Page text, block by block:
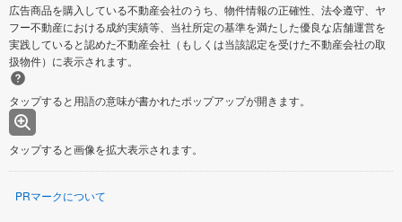
広告商品を購入している不動産会社のうち、物件情報の正確性、法令遵守、ヤ
フー不動産における成約実績等、当社所定の基準を満たした優良な店舗運営を
実践していると認めた不動産会社（もしくは当該認定を受けた不動産会社の取
扱物件）に表示されます。
タップすると用語の意味が書かれたポップアップが開きます。
タップすると画像を拡大表示されます。
PRマークについて